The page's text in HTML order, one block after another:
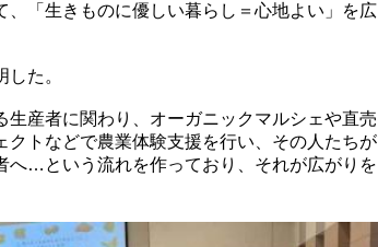
「生きものに優しい暮らし＝心地よい」を広
た。
産者に関わり、オーガニックマルシェや直売
トなどで農業体験支援を行い、その人たちが
へ…という流れを作っており、それが広がりを